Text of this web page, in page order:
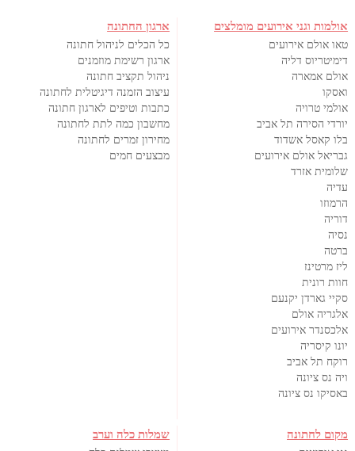
אולמות וגני אירועים מומלצים
טאו אולם אירועים
דימיטריוס דליה
אולם אמארה
ואסקו
אולמי טרויה
יורדי הסירה תל אביב
בלו קאסל אשדוד
גבריאל אולם אירועים
שלומית אזרד
עדיה
הרמוזו
דוריה
נסיה
ברטה
ליז מרטינז
חוות רונית
סקיי גארדן יקנעם
אלגריה אולם
אלכסנדר אירועים
יונו קיסריה
רוקח תל אביב
ויה נס ציונה
באסיקו נס ציונה
ארגון החתונה
כל הכלים לניהול חתונה
ארגון רשימת מוזמנים
ניהול תקציב חתונה
עיצוב הזמנה דיגיטלית לחתונה
כתבות וטיפים לארגון חתונה
מחשבון כמה לתת לחתונה
מחירון זמרים לחתונה
מבצעים חמים
מקום לחתונה שמלות כלה וערב